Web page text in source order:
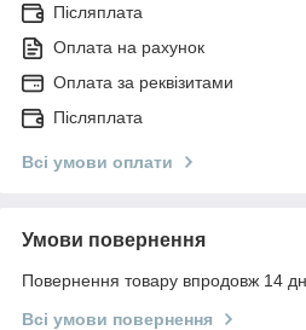
Післяплата
Оплата на рахунок
Оплата за реквізитами
Післяплата
Всі умови оплати
Умови повернення
Повернення товару впродовж 14
Всі умови повернення